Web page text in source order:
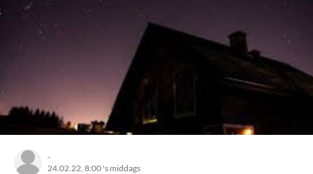
-
24.02.22, 8:00 's middags